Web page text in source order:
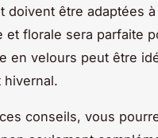
doivent être adaptées
et florale sera parfaite
en velours peut être
hivernal.
conseils, vous